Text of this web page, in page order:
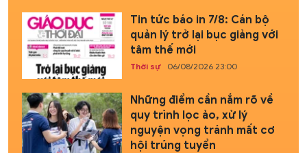
Tin tức báo in 7/8: Cán bộ
quản lý trở lại bục giảng với
tâm thế mới
Thời sự 06/08/2026 23:00
Những điểm cần nắm rõ về
quy trình lọc ảo, xử lý
nguyện vọng tránh mất cơ
hội trúng tuyển